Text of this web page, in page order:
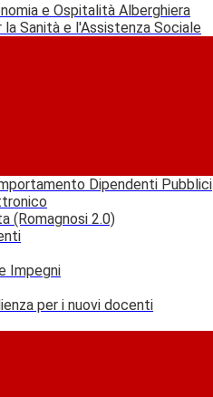
e Ospitalità Alberghiera
la Sanità e l'Assistenza Sociale
Dipendenti Pubblici
(Romagnosi 2.0)
Impegni
per i nuovi docenti